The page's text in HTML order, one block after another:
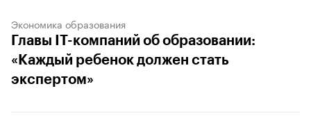
Экономика образования
Главы IT-компаний об образовании:
«Каждый ребенок должен стать
экспертом»